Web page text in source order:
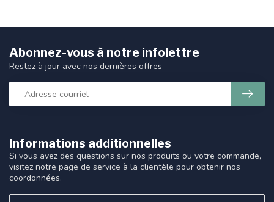
Informations additionnelles
Si vous avez des questions sur nos produits ou votre commande,
visitez notre page de service à la clientèle pour obtenir nos
coordonnées.
Abonnez-vous à notre infolettre
Restez à jour avec nos dernières offres